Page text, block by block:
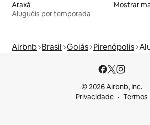
Araxá
Aluguéis por temporada
Mostrar
Airbnb Brasil Goiás Pirenópolis
© 2026 Airbnb, Inc.
Privacidade
Termos